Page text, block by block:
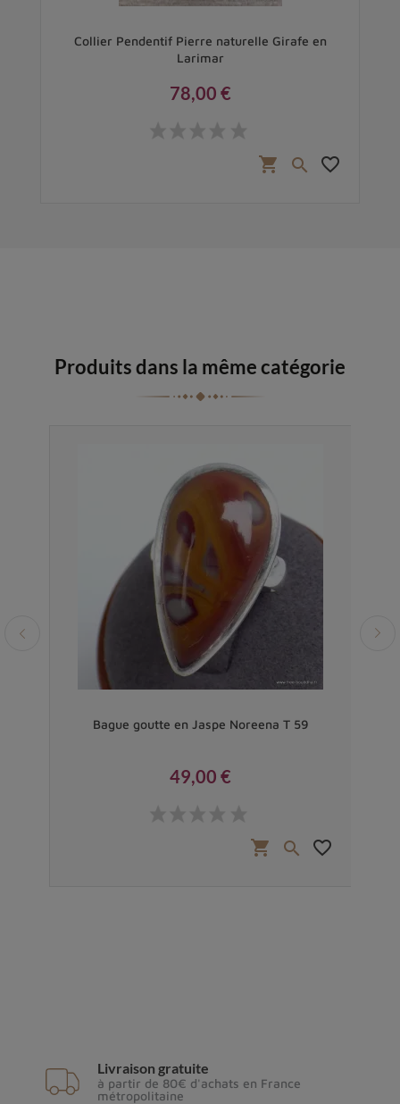
Collier Pendentif Pierre naturelle Girafe en
Larimar
78,00 €
shopping_cart  favorite_border
Produits dans la même catégorie
Bague goutte en Jaspe Noreena T 59
49,00 €
shopping_cart  favorite_border
Livraison gratuite
à partir de 80€ d'achats en France
métropolitaine